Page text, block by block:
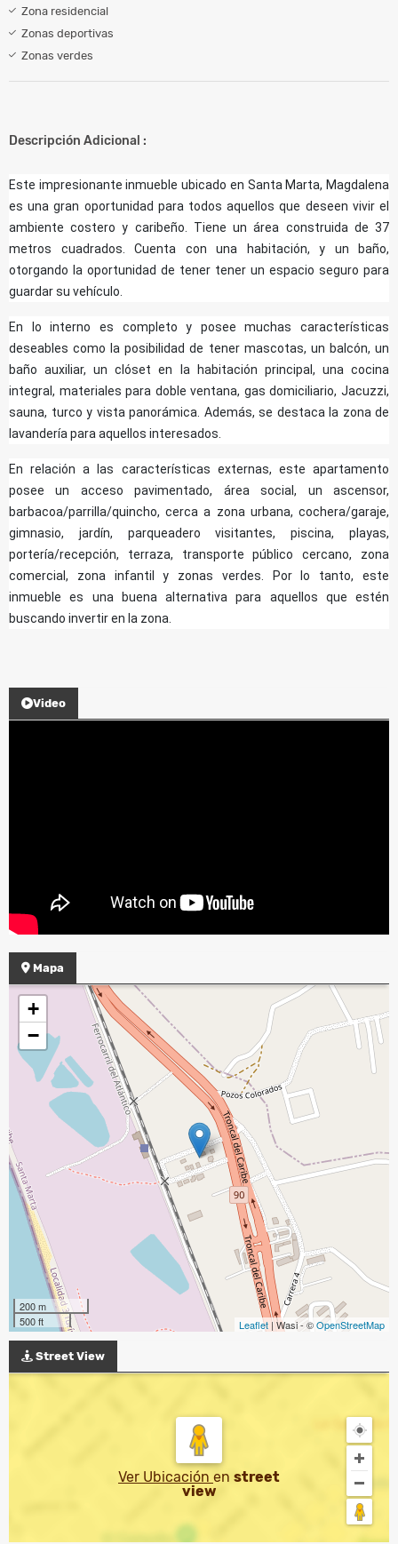
Zona residencial
Zonas deportivas
Zonas verdes
Descripción Adicional :
Este impresionante inmueble ubicado en Santa Marta, Magdalena
es una gran oportunidad para todos aquellos que deseen vivir el
ambiente costero y caribeño. Tiene un área construida de 37
metros cuadrados. Cuenta con una habitación, y un baño,
otorgando la oportunidad de tener tener un espacio seguro para
guardar su vehículo.
En lo interno es completo y posee muchas características
deseables como la posibilidad de tener mascotas, un balcón, un
baño auxiliar, un clóset en la habitación principal, una cocina
integral, materiales para doble ventana, gas domiciliario, Jacuzzi,
sauna, turco y vista panorámica. Además, se destaca la zona de
lavandería para aquellos interesados.
En relación a las características externas, este apartamento
posee un acceso pavimentado, área social, un ascensor,
barbacoa/parrilla/quincho, cerca a zona urbana, cochera/garaje,
gimnasio, jardín, parqueadero visitantes, piscina, playas,
portería/recepción, terraza, transporte público cercano, zona
comercial, zona infantil y zonas verdes. Por lo tanto, este
inmueble es una buena alternativa para aquellos que estén
buscando invertir en la zona.
Video
Mapa
+
−
200 m
500 ft
Leaflet | Wasi - ©OpenStreetMap
Street View
Ver Ubicación en street
view